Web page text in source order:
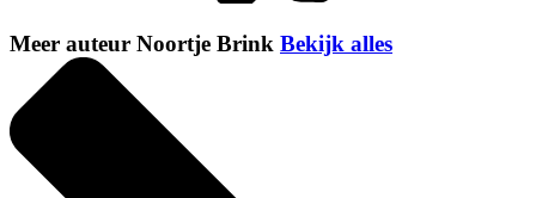
Meer auteur Noortje Brink Bekijk alles